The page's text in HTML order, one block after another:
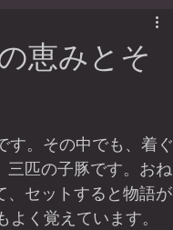
恵みとそ
三匹の子豚です。おね
、セットすると物語が
く覚えています。